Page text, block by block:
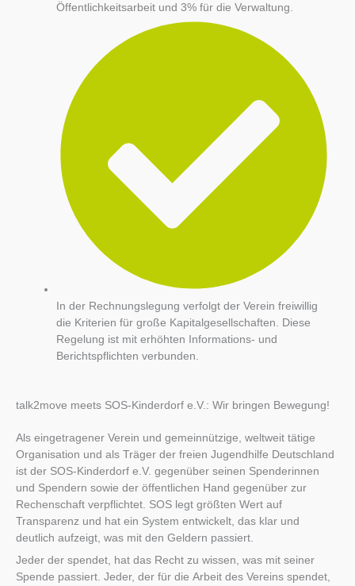
Öffentlichkeitsarbeit und 3% für die Verwaltung.
In der Rechnungslegung verfolgt der Verein freiwillig
die Kriterien für große Kapitalgesellschaften. Diese
Regelung ist mit erhöhten Informations- und
Berichtspflichten verbunden.
talk2move meets SOS-Kinderdorf e.V.: Wir bringen Bewegung!
Als eingetragener Verein und gemeinnützige, weltweit tätige
Organisation und als Träger der freien Jugendhilfe Deutschland
ist der SOS-Kinderdorf e.V. gegenüber seinen Spenderinnen
und Spendern sowie der öffentlichen Hand gegenüber zur
Rechenschaft verpflichtet. SOS legt größten Wert auf
Transparenz und hat ein System entwickelt, das klar und
deutlich aufzeigt, was mit den Geldern passiert.
Jeder der spendet, hat das Recht zu wissen, was mit seiner
Spende passiert. Jeder, der für die Arbeit des Vereins spendet,